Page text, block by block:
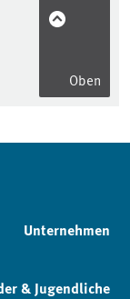
Oben
Unternehmen
& Jugendliche